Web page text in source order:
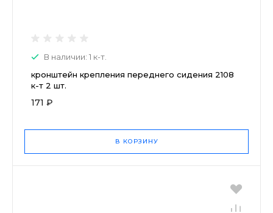
В наличии: 1 к-т.
кронштейн крепления переднего сидения 2108
к-т 2 шт.
171 ₽
В КОРЗИНУ